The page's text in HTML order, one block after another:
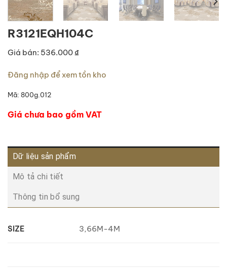
R3121EQH104C
Giá bán: 536.000 ₫
Đăng nhập để xem tồn kho
Mã: 800g.012
Giá chưa bao gồm VAT
Dữ liệu sản phẩm
Mô tả chi tiết
Thông tin bổ sung
SIZE 3,66M-4M